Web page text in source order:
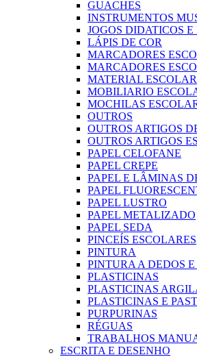
GUACHES
INSTRUMENTOS
JOGOS DIDATICOS
LÁPIS DE COR
MARCADORES
MARCADORES
MATERIAL
MOBILIARIO
MOCHILAS
OUTROS
OUTROS ARTIGOS
OUTROS ARTIGOS
PAPEL CELOFANE
PAPEL CREPE
PAPEL E LÂMINAS
PAPEL
PAPEL LUSTRO
PAPEL METALIZADO
PAPEL SEDA
PINCEÍS ESCOLARES
PINTURA
PINTURA A DEDOS
PLASTICINAS
PLASTICINAS
PLASTICINAS E
PURPURINAS
RÉGUAS
TRABALHOS
ESCRITA E DESENHO